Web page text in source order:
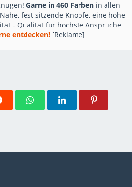
Garne in 460 Farben in allen
fest sitzende Knöpfe, eine hohe
- Qualität für höchste Ansprüche.
entdecken! [Reklame]